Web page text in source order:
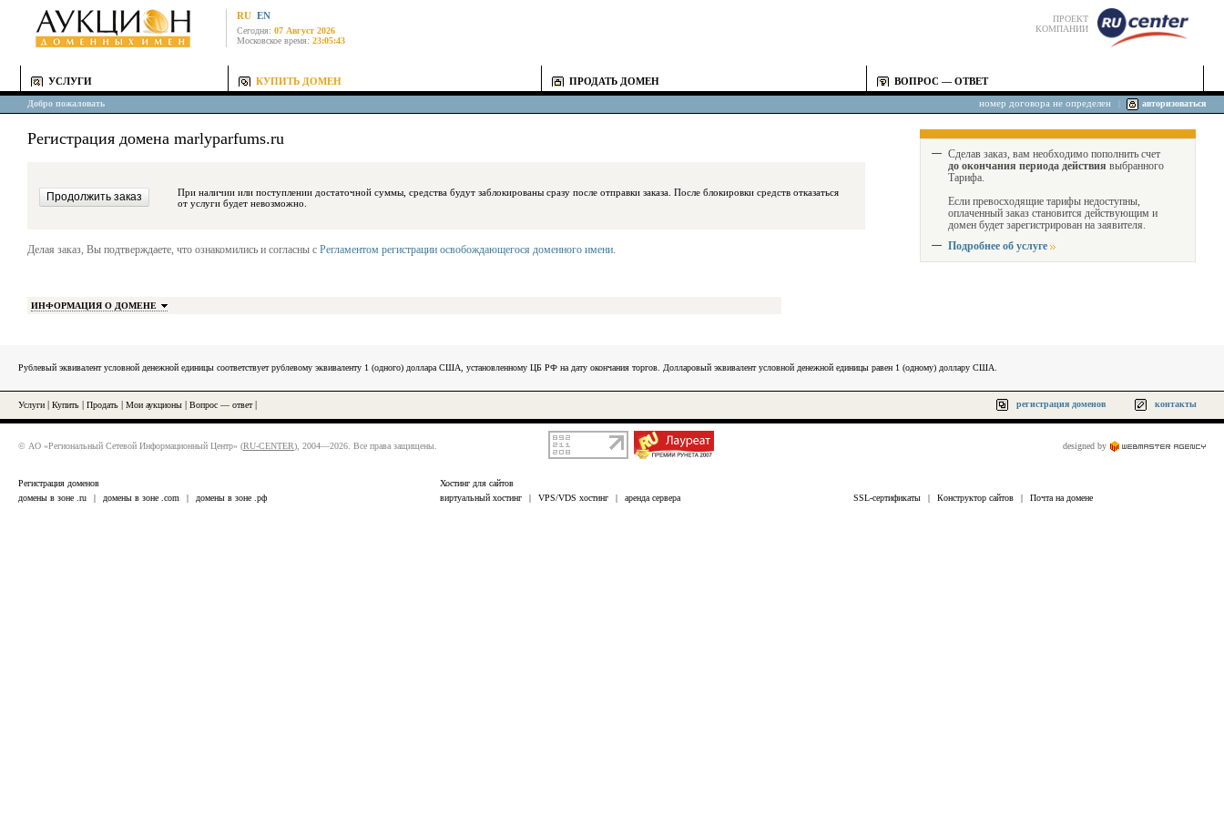
RU EN
Сегодня: 07 Август 2026
Московское время: 23:05:43
ПРОЕКТ
КОМПАНИИ
УСЛУГИ КУПИТЬ ДОМЕН ПРОДАТЬ ДОМЕН ВОПРОС — ОТВЕТ
Добро пожаловать номер договора не определен авторизоваться
Регистрация домена marlyparfums.ru
При наличии или поступлении достаточной суммы, средства будут заблокированы сразу после отправки заказа. После блокировки средств отказаться
от услуги будет невозможно.
Делая заказ, Вы подтверждаете, что ознакомились и согласны с Регламентом регистрации освобождающегося доменного имени.
ИНФОРМАЦИЯ О ДОМЕНЕ
Сделав заказ, вам необходимо пополнить счет
до окончания периода действия выбранного
Тарифа.
Если превосходящие тарифы недоступны,
оплаченный заказ становится действующим и
домен будет зарегистрирован на заявителя.
Подробнее об услуге
Рублевый эквивалент условной денежной единицы соответствует рублевому эквиваленту 1 (одного) доллара США, установленному ЦБ РФ на дату окончания торгов. Долларовый эквивалент условной денежной единицы равен 1 (одному) доллару США.
Услуги Купить Продать Мои аукционы Вопрос — ответ| регистрация доменов контакты
© АО «Региональный Сетевой Информационный Центр» (RU-CENTER), 2004—2026. Все права защищены. designed by
Регистрация доменов
домены в зоне .ru
| домены в зоне .com | домены в зоне .рф
Хостинг для сайтов
виртуальный хостинг
| VPS/VDS хостинг | аренда сервера SSL-сертификаты | Конструктор сайтов | Почта на домене